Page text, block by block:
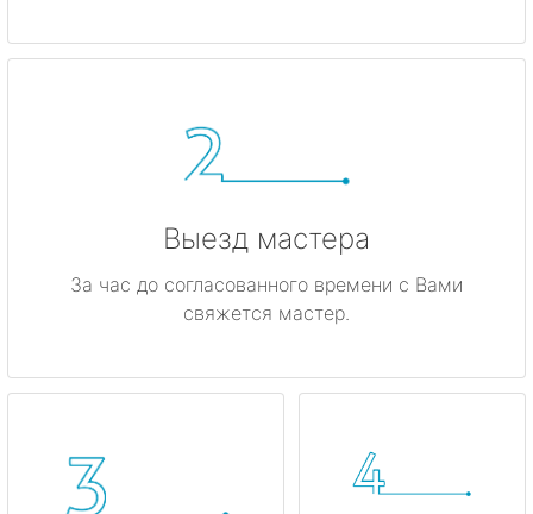
Выезд мастера
За час до согласованного времени с Вами
свяжется мастер.